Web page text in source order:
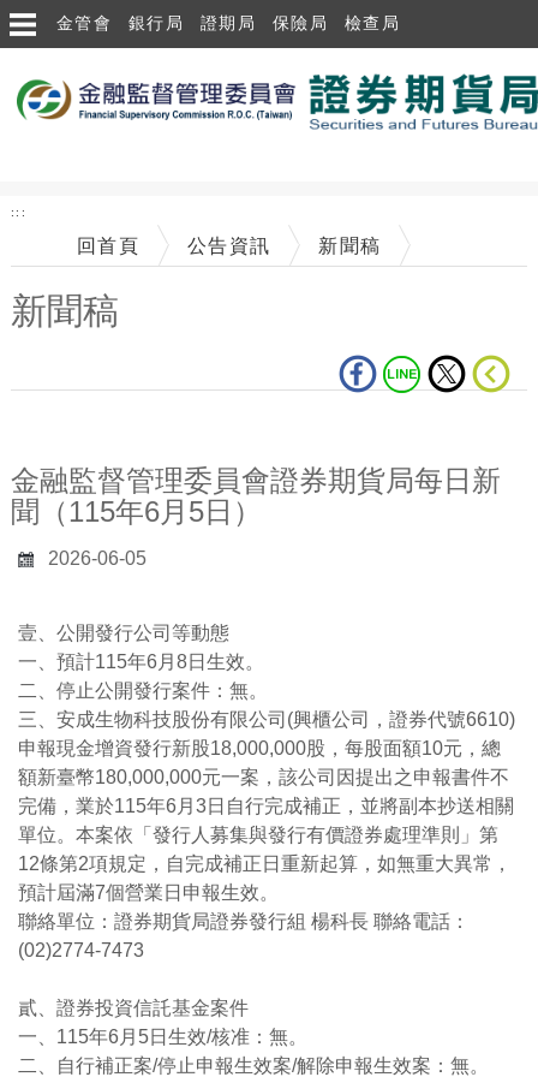
跳到主要內容區塊
金管會 銀行局 證期局 保險局 檢查局
:::
回首頁 公告資訊 新聞稿
新聞稿
金融監督管理委員會證券期貨局每日新
聞（115年6月5日）
2026-06-05
壹、公開發行公司等動態
一、預計115年6月8日生效。
二、停止公開發行案件：無。
三、安成生物科技股份有限公司(興櫃公司，證券代號6610)
申報現金增資發行新股18,000,000股，每股面額10元，總
額新臺幣180,000,000元一案，該公司因提出之申報書件不
完備，業於115年6月3日自行完成補正，並將副本抄送相關
單位。本案依「發行人募集與發行有價證券處理準則」第
12條第2項規定，自完成補正日重新起算，如無重大異常，
預計屆滿7個營業日申報生效。
聯絡單位：證券期貨局證券發行組 楊科長 聯絡電話：
(02)2774-7473
貳、證券投資信託基金案件
一、115年6月5日生效/核准：無。
二、自行補正案/停止申報生效案/解除申報生效案：無。